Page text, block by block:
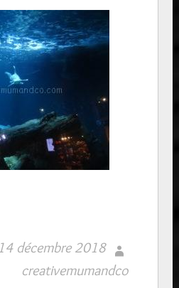
14 décembre 2018
creativemumandco